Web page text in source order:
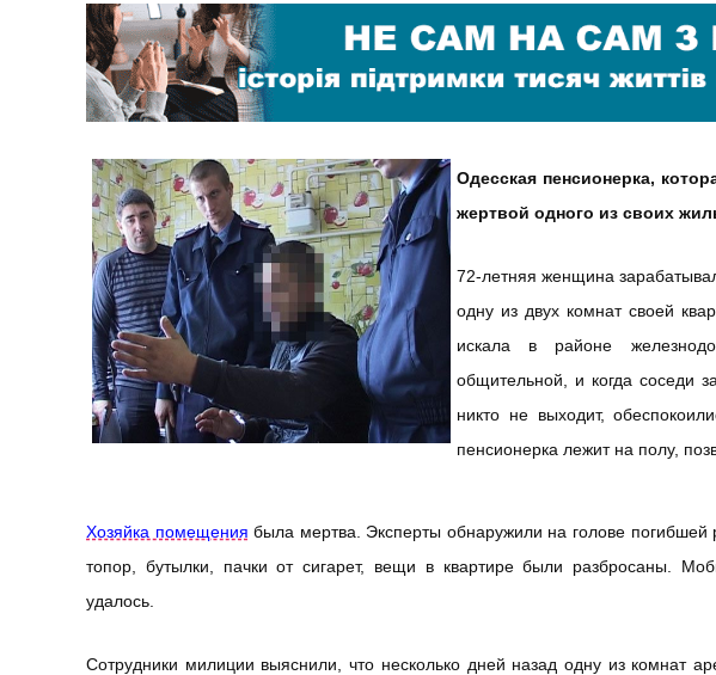
Одесская пенсионерка,
жертвой одного из своих
72-летняя женщина
одну из двух комнат своей
искала в районе
общительной, и когда соседи
никто не выходит,
пенсионерка лежит на полу,
Хозяйка помещения была мертва. Эксперты обнаружили на голове
топор, бутылки, пачки от сигарет, вещи в квартире были разбросаны.
удалось.
Сотрудники милиции выяснили, что несколько дней назад одну из комнат